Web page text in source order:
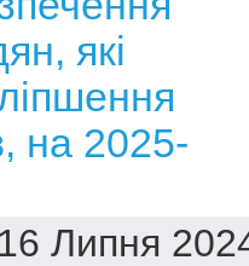
які
на 2025-
Липня